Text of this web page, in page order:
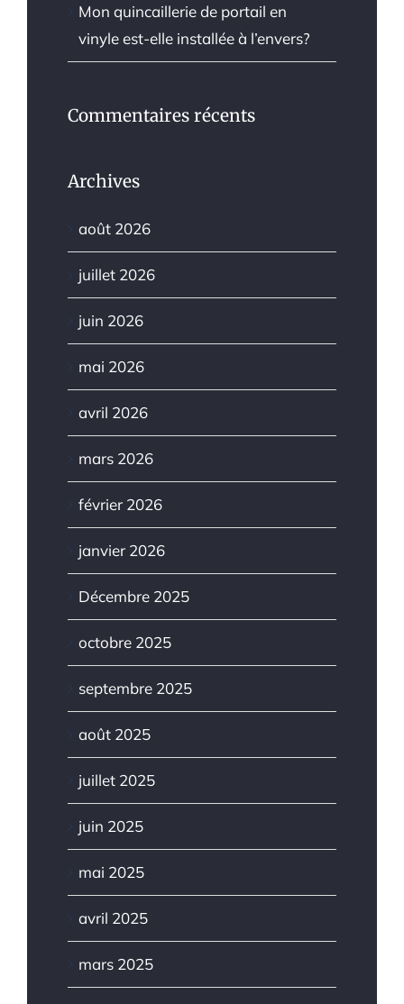
Mon quincaillerie de portail en
vinyle est-elle installée à l’envers?
Commentaires récents
Archives
août 2026
juillet 2026
juin 2026
mai 2026
avril 2026
mars 2026
février 2026
janvier 2026
Décembre 2025
octobre 2025
septembre 2025
août 2025
juillet 2025
juin 2025
mai 2025
avril 2025
mars 2025